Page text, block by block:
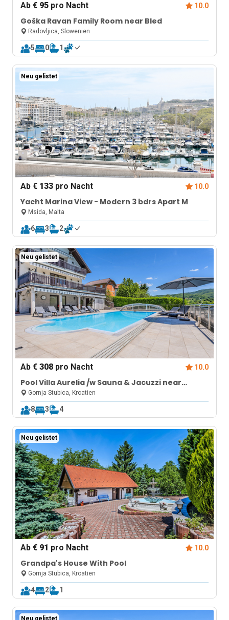
Ab€ 95 pro Nacht 10.0
Goška Ravan Family Room near Bled
Radovljica, Slowenien
5 0 1
Neu gelistet
Ab€ 133 pro Nacht 10.0
Yacht Marina View - Modern 3 bdrs Apart M
Msida, Malta
6 3 2
Neu gelistet
Ab€ 308 pro Nacht 10.0
Pool Villa Aurelia /w Sauna & Jacuzzi near
Zagreb
Gornja Stubica, Kroatien
8 3 4
Neu gelistet
Ab€ 91 pro Nacht 10.0
Grandpa's House With Pool
Gornja Stubica, Kroatien
4 2 1
Neu gelistet